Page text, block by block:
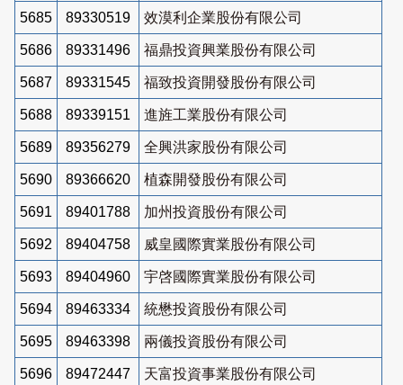
5685 89330519 效漠利企業股份有限公司
5686 89331496 福鼎投資興業股份有限公司
5687 89331545 福致投資開發股份有限公司
5688 89339151 進旌工業股份有限公司
5689 89356279 全興洪家股份有限公司
5690 89366620 植森開發股份有限公司
5691 89401788 加州投資股份有限公司
5692 89404758 威皇國際實業股份有限公司
5693 89404960 宇啓國際實業股份有限公司
5694 89463334 統懋投資股份有限公司
5695 89463398 兩儀投資股份有限公司
5696 89472447 天富投資事業股份有限公司